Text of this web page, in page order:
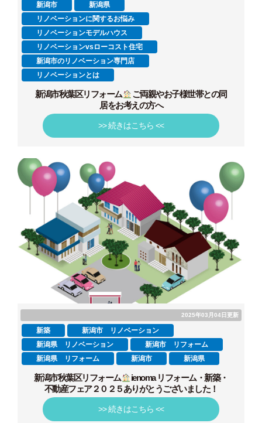
新潟市
新潟県
リノベーションに関するお悩み
リノベーションモデルハウス
リノベーションvsローコスト住宅
新潟市のリノベーション専門店
リノベーションとは
新潟市秋葉区リフォーム
ご両親やお子様世帯との同
居をお考えの方へ
>> 続きはこちら <<
2025年03月04日更新
新築
新潟市 リノベーション
新潟県 リノベーション
新潟市 リフォーム
新潟県 リフォーム
新潟市 新潟県
新潟市秋葉区リフォーム
ienoma リフォーム・新築・
不動産フェア２０２５ありがとうございました！
>> 続きはこちら <<